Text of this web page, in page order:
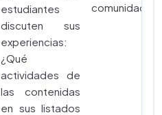
estudiantes
discuten sus
experiencias:
¿Qué
actividades de
las contenidas
en sus listados
comunidad.